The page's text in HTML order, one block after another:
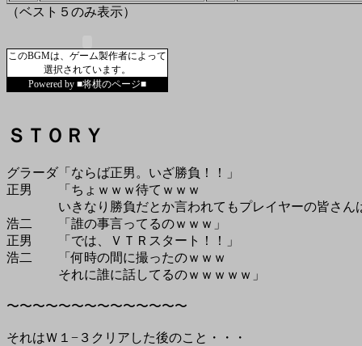
（ベスト５のみ表示）
このBGMは、ゲーム製作者によって
選択されています。
Powered by ■将棋のページ■
ＳＴＯＲＹ
グラーダ「ならば正男。いざ勝負！！」
正男 「ちょｗｗｗ待てｗｗｗ
いきなり勝負だとか言われてもプレイヤーの皆さんは
浩二 「誰の事言ってるのｗｗｗ」
正男 「では、ＶＴＲスタート！！」
浩二 「何時の間に撮ったのｗｗｗ
それに誰に話してるのｗｗｗｗｗ」
〜〜〜〜〜〜〜〜〜〜〜〜〜〜
それはＷ１−３クリアした後のこと・・・